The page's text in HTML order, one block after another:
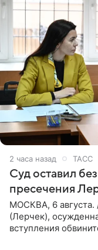
2 часа назад ТАСС
Суд оставил
пресечения
МОСКВА, 6 августа.
(Лерчек),
вступления